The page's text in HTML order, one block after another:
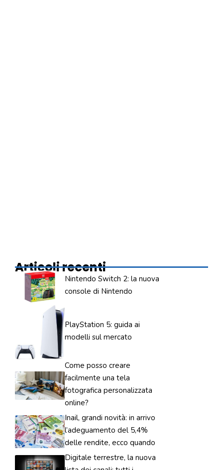
Articoli recenti
Nintendo Switch 2: la nuova
console di Nintendo
PlayStation 5: guida ai
modelli sul mercato
Come posso creare
facilmente una tela
fotografica personalizzata
online?
Inail, grandi novità: in arrivo
l’adeguamento del 5,4%
delle rendite, ecco quando
Digitale terrestre, la nuova